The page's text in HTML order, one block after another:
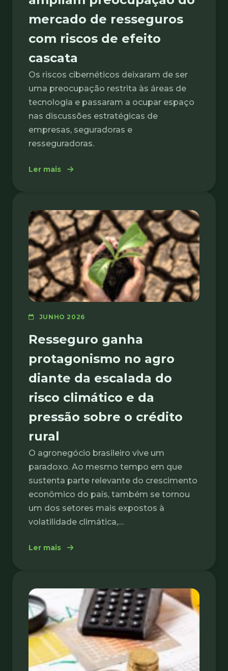
mercado de resseguros
com riscos de efeito
cascata
Os riscos cibernéticos deixaram de ser
uma preocupação restrita às áreas de
tecnologia e passaram a ocupar espaço
nas discussões estratégicas de
empresas, seguradoras e
resseguradoras.
Ler mais : Ataques cibernéticos ampliam
JUNHO 2026
Resseguro ganha
protagonismo no agro
diante da escalada do
risco climático e da
pressão sobre o crédito
rural
O agronegócio brasileiro vive um
paradoxo. Ao mesmo tempo em que
sustenta parte relevante do crescimento
econômico do país, também se tornou
um dos setores mais expostos à
volatilidade climática,…
Ler mais : Resseguro ganha protagonismo no